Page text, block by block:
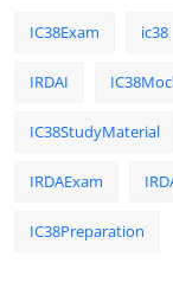
IC38Exam ic38
IRDAI
IC38StudyMaterial
IRDAExam
IC38Preparation